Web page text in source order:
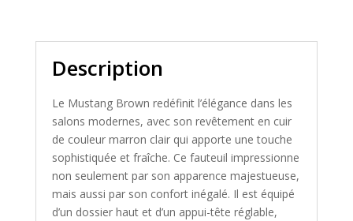
Description
Le Mustang Brown redéfinit l’élégance dans les
salons modernes, avec son revêtement en cuir
de couleur marron clair qui apporte une touche
sophistiquée et fraîche. Ce fauteuil impressionne
non seulement par son apparence majestueuse,
mais aussi par son confort inégalé. Il est équipé
d’un dossier haut et d’un appui-tête réglable,